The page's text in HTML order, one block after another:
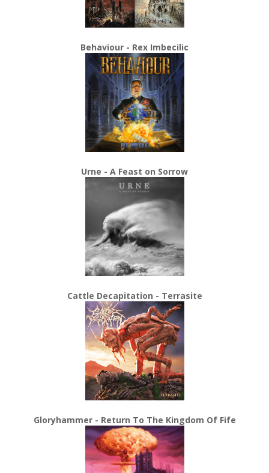
Behaviour - Rex Imbecilic
Urne - A Feast on Sorrow
Cattle Decapitation - Terrasite
Gloryhammer - Return To The Kingdom Of Fife